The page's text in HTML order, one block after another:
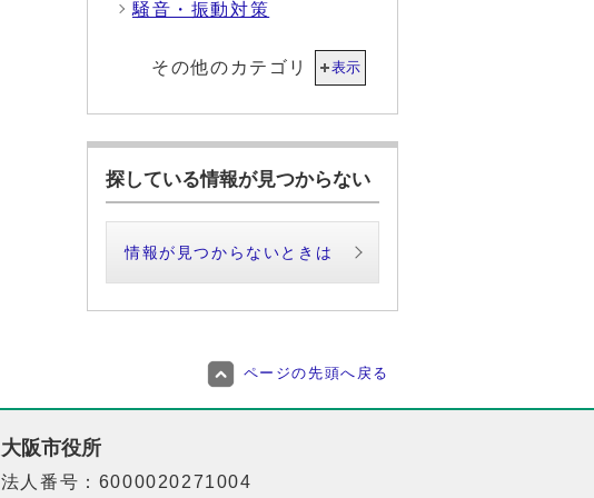
騒音・振動対策
その他のカテゴリ 表示
探している情報が見つからない
情報が見つからないときは
ページの先頭へ戻る
大阪市役所
法人番号：6000020271004